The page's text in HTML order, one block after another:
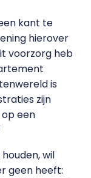
kant te
hierover
voorzorg heb
is
zijn
een
wil
geen heeft: